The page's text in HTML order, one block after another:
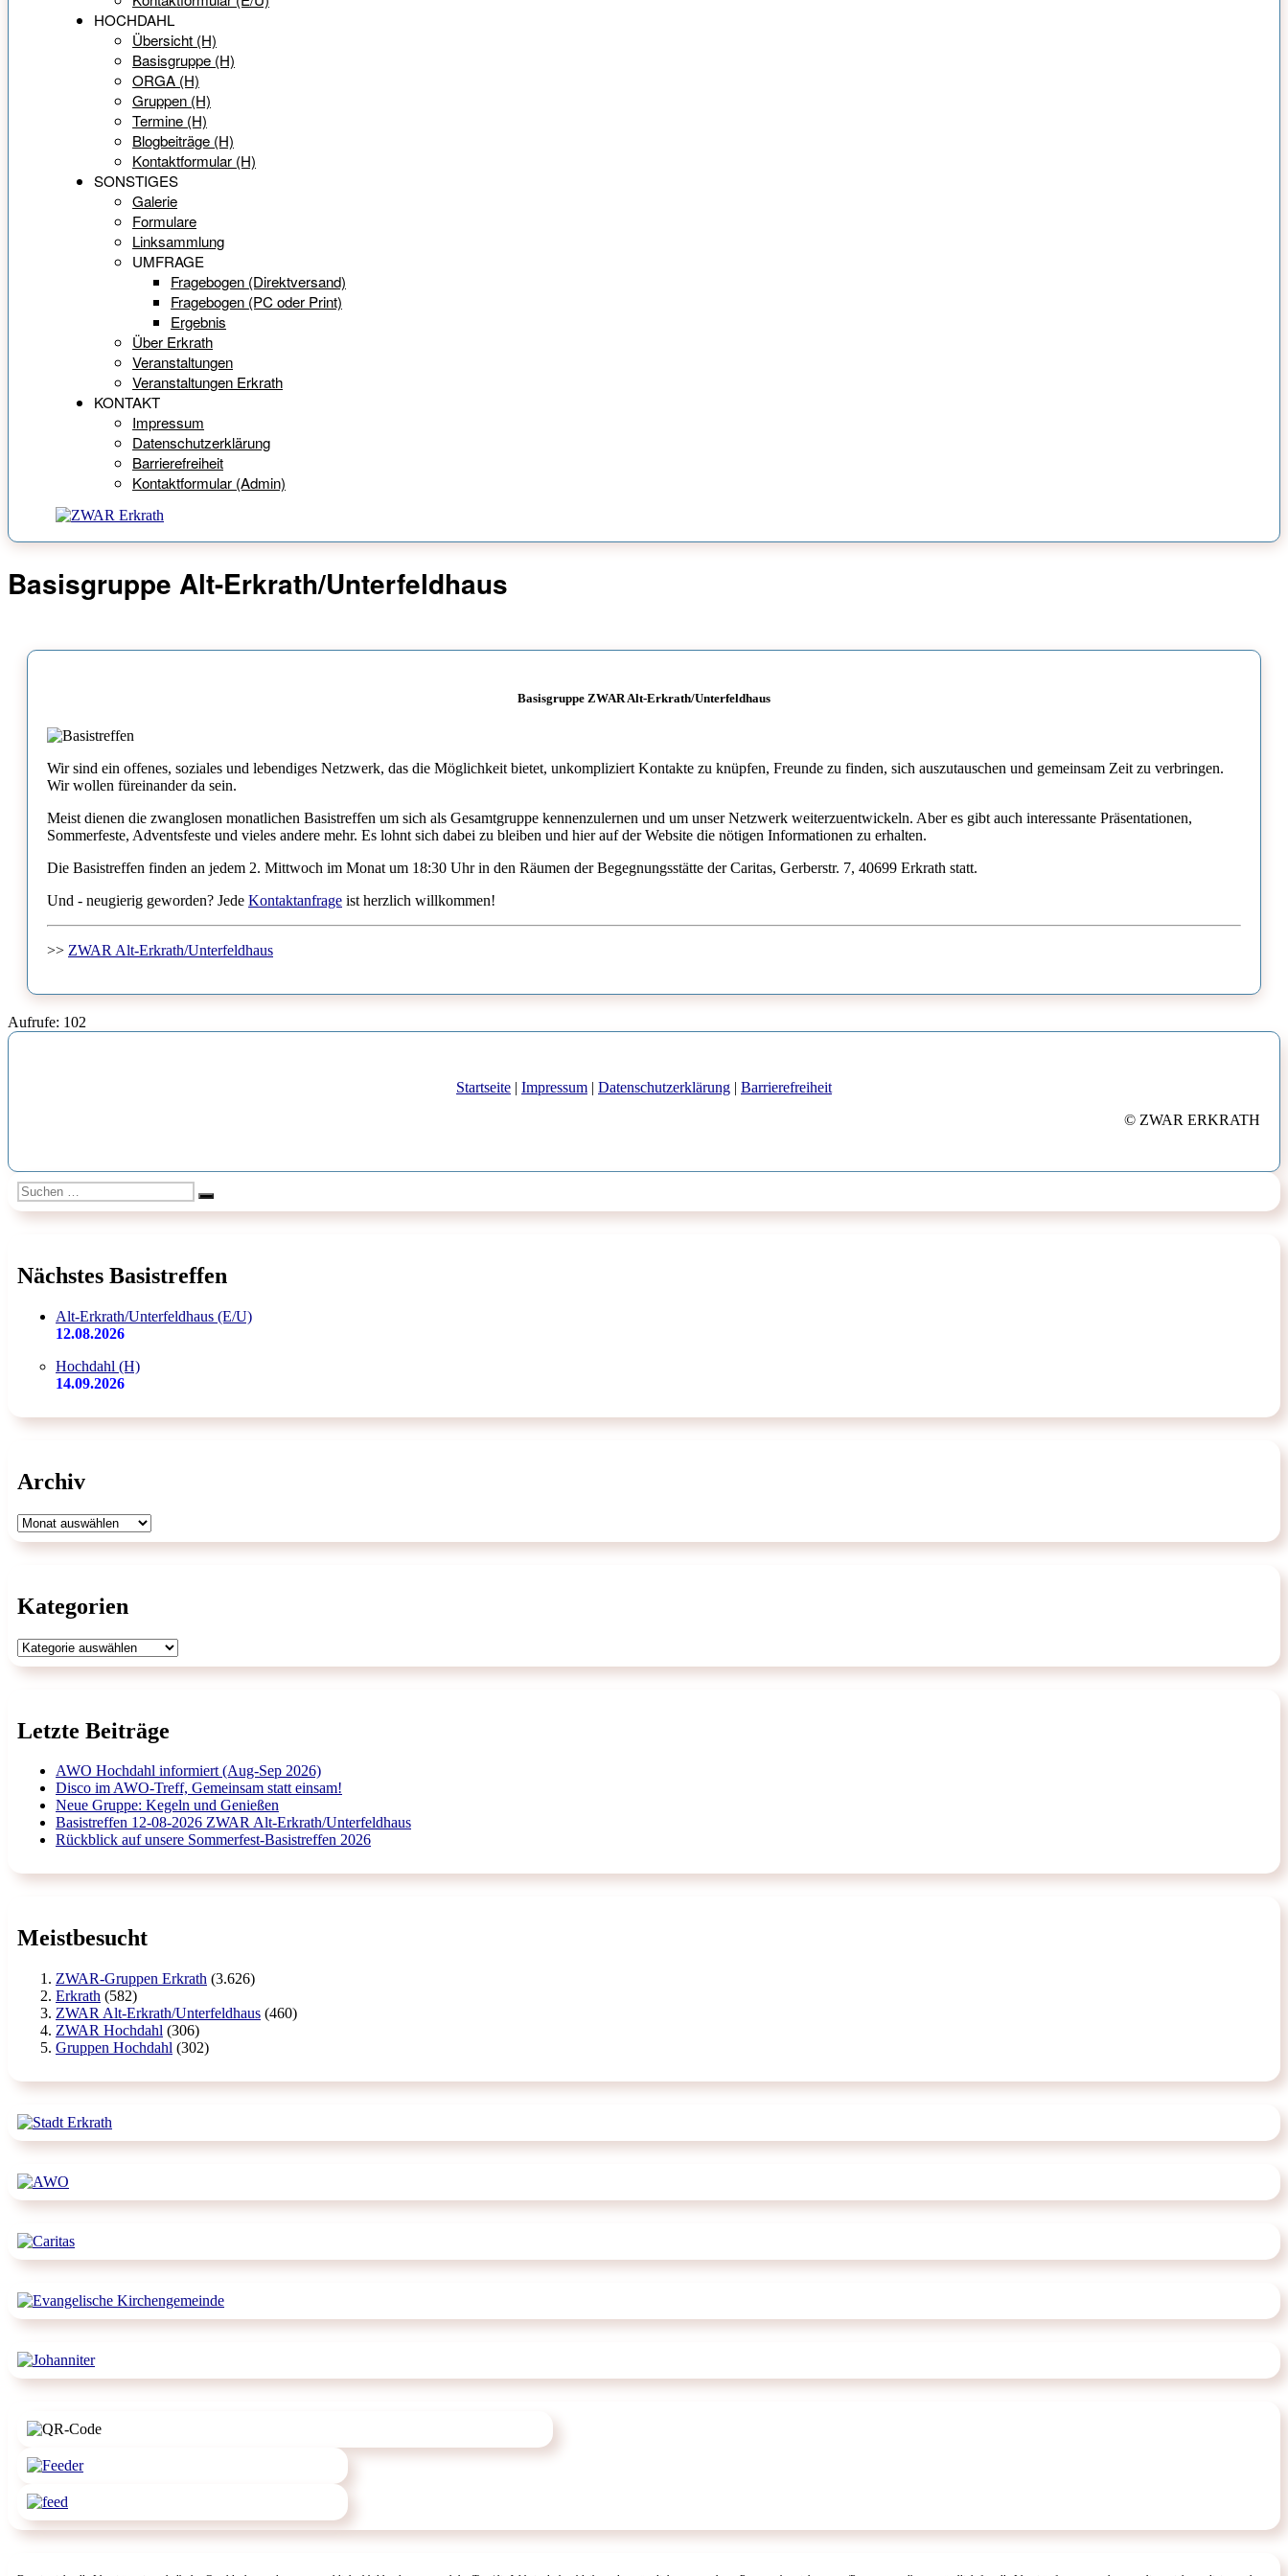
HOCHDAHL
Übersicht (H)
Basisgruppe (H)
ORGA (H)
Gruppen (H)
Termine (H)
Blogbeiträge (H)
Kontaktformular (H)
SONSTIGES
Galerie
Formulare
Linksammlung
UMFRAGE
Fragebogen (Direktversand)
Fragebogen (PC oder Print)
Ergebnis
Über Erkrath
Veranstaltungen
Veranstaltungen Erkrath
KONTAKT
Impressum
Datenschutzerklärung
Barrierefreiheit
Kontaktformular (Admin)
Basisgruppe Alt-Erkrath/Unterfeldhaus
Basisgruppe ZWAR Alt-Erkrath/Unterfeldhaus
Wir sind ein offenes, soziales und lebendiges Netzwerk, das die Möglichkeit bietet, unkompliziert Kontakte zu knüpfen, Freunde zu finden, sich auszutauschen und gemeinsam Zeit zu verbringen.
Wir wollen füreinander da sein.
Meist dienen die zwanglosen monatlichen Basistreffen um sich als Gesamtgruppe kennenzulernen und um unser Netzwerk weiterzuentwickeln. Aber es gibt auch interessante Präsentationen,
Sommerfeste, Adventsfeste und vieles andere mehr. Es lohnt sich dabei zu bleiben und hier auf der Website die nötigen Informationen zu erhalten.
Die Basistreffen finden an jedem 2. Mittwoch im Monat um 18:30 Uhr in den Räumen der Begegnungsstätte der Caritas, Gerberstr. 7, 40699 Erkrath statt.
Und - neugierig geworden? Jede Kontaktanfrage ist herzlich willkommen!
>> ZWAR Alt-Erkrath/Unterfeldhaus
Aufrufe: 102
Startseite | Impressum | Datenschutzerklärung | Barrierefreiheit
© ZWAR ERKRATH
Suchen
nach:
Suchen
Nächstes Basistreffen
Alt-Erkrath/Unterfeldhaus (E/U)
12.08.2026
Hochdahl (H)
14.09.2026
Archiv
Archiv
Kategorien
Kategorien
Letzte Beiträge
AWO Hochdahl informiert (Aug-Sep 2026)
Disco im AWO-Treff, Gemeinsam statt einsam!
Neue Gruppe: Kegeln und Genießen
Basistreffen 12-08-2026 ZWAR Alt-Erkrath/Unterfeldhaus
Rückblick auf unsere Sommerfest-Basistreffen 2026
Meistbesucht
ZWAR-Gruppen Erkrath (3.626)
Erkrath (582)
ZWAR Alt-Erkrath/Unterfeldhaus (460)
ZWAR Hochdahl (306)
Gruppen Hochdahl (302)